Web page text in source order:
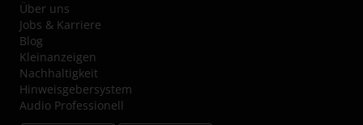
Über uns
Jobs & Karriere
Blog
Kleinanzeigen
Nachhaltigkeit
Hinweisgebersystem
Audio Professionell